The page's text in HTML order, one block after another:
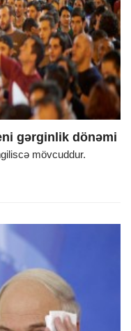
gərginlik dönəmi
mövcuddur.